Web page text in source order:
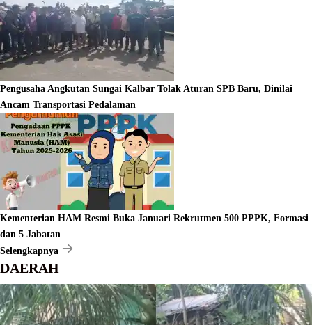
Pengusaha Angkutan Sungai Kalbar Tolak Aturan SPB Baru, Dinilai
Ancam Transportasi Pedalaman
Kementerian HAM Resmi Buka Januari Rekrutmen 500 PPPK, Formasi
dan 5 Jabatan
Selengkapnya
DAERAH